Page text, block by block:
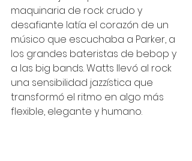
maquinaria de rock crudo y
desafiante latía el corazón de un
músico que escuchaba a Parker, a
los grandes bateristas de bebop y
a las big bands. Watts llevó al rock
una sensibilidad jazzística que
transformó el ritmo en algo más
flexible, elegante y humano.